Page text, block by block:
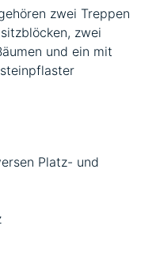
zwei Treppen
zwei
und ein mit
Platz- und